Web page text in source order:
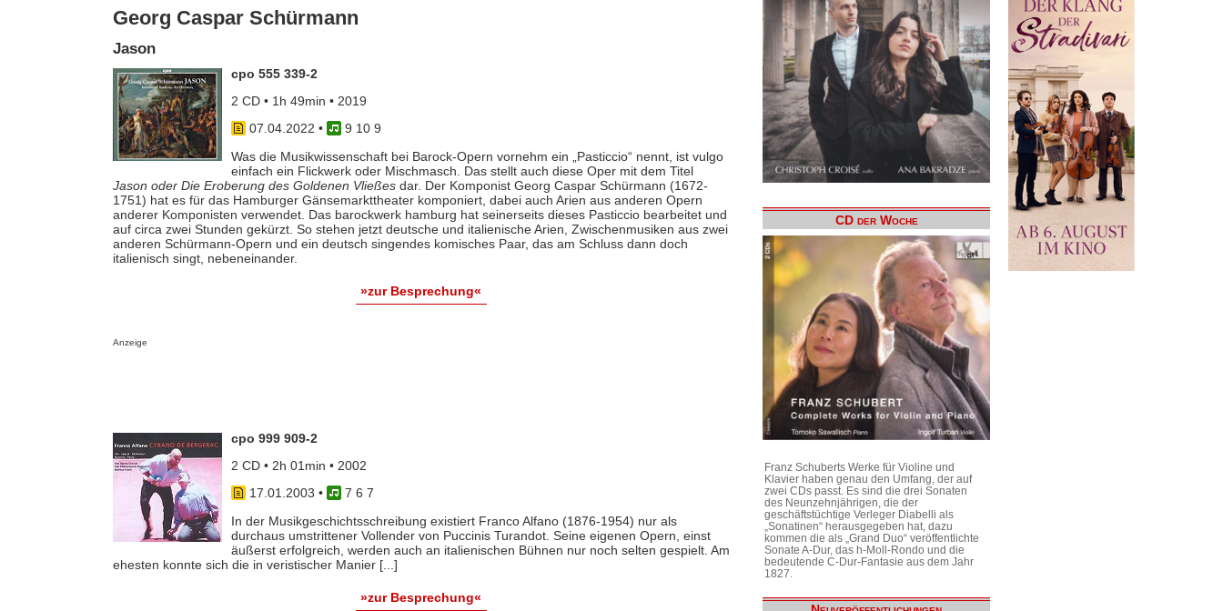
Georg Caspar Schürmann
Jason
cpo 555 339-2
2 CD • 1h 49min • 2019
07.04.2022 •
9 10 9
Was die Musikwissenschaft bei Barock-Opern vornehm ein „Pasticcio“ nennt, ist vulgo
einfach ein Flickwerk oder Mischmasch. Das stellt auch diese Oper mit dem Titel
Jason oder Die Eroberung des Goldenen Vließesdar. Der Komponist Georg Caspar Schürmann (1672-
1751) hat es für das Hamburger Gänsemarkttheater komponiert, dabei auch Arien aus anderen Opern
anderer Komponisten verwendet. Das barockwerk hamburg hat seinerseits dieses Pasticcio bearbeitet und
auf circa zwei Stunden gekürzt. So stehen jetzt deutsche und italienische Arien, Zwischenmusiken aus zwei
anderen Schürmann-Opern und ein deutsch singendes komisches Paar, das am Schluss dann doch
italienisch singt, nebeneinander.
»zur Besprechung«
Anzeige
cpo 999 909-2
2 CD • 2h 01min • 2002
17.01.2003 •
7 6 7
In der Musikgeschichtsschreibung existiert Franco Alfano (1876-1954) nur als
durchaus umstrittener Vollender von Puccinis Turandot. Seine eigenen Opern, einst
äußerst erfolgreich, werden auch an italienischen Bühnen nur noch selten gespielt. Am
ehesten konnte sich die in veristischer Manier [...]
»zur Besprechung«
CD der Woche
Franz Schuberts Werke für Violine und
Klavier haben genau den Umfang, der auf
zwei CDs passt. Es sind die drei Sonaten
des Neunzehnjährigen, die der
geschäftstüchtige Verleger Diabelli als
„Sonatinen“ herausgegeben hat, dazu
kommen die als „Grand Duo“ veröffentlichte
Sonate A-Dur, das h-Moll-Rondo und die
bedeutende C-Dur-Fantasie aus dem Jahr
1827.